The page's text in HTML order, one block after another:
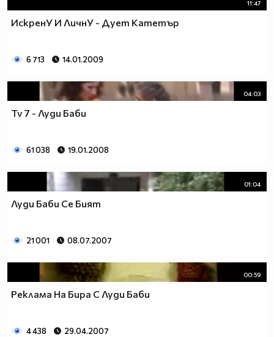
11:47
ИскренУ И ЛичнУ - Дует Катетър
6 713 14.01.2009
04:03
Tv 7 - Луди Баби
61 038 19.01.2008
01:04
Луди Баби Се Бият
21 001 08.07.2007
00:59
Реклама На Бира С Луди Баби
4 438 29.04.2007